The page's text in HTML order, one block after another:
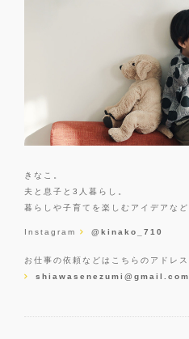
きなこ。
夫と息子と3人暮らし。
暮らしや子育てを楽しむアイデアな
Instagram @kinako_710
お仕事の依頼などはこちらのアドレ
shiawasenezumi@gmail.com